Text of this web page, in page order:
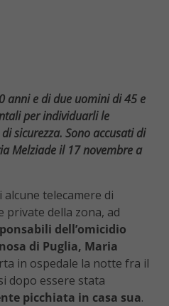
anni e di due uomini di 45 e
per individuarli le
sicurezza. Sono accusati di
Melziade il 17 novembre a
telecamere di
private della zona, ad
dell’omicidio
di Puglia, Maria
in ospedale la notte fra il
dopo essere stata
picchiata in casa sua.